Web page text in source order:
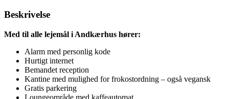
Beskrivelse
Med til alle lejemål i Andkærhus hører:
Alarm med personlig kode
Hurtigt internet
Bemandet reception
Kantine med mulighed for frokostordning – også vegansk
Gratis parkering
Loungeområde med kaffeautomat